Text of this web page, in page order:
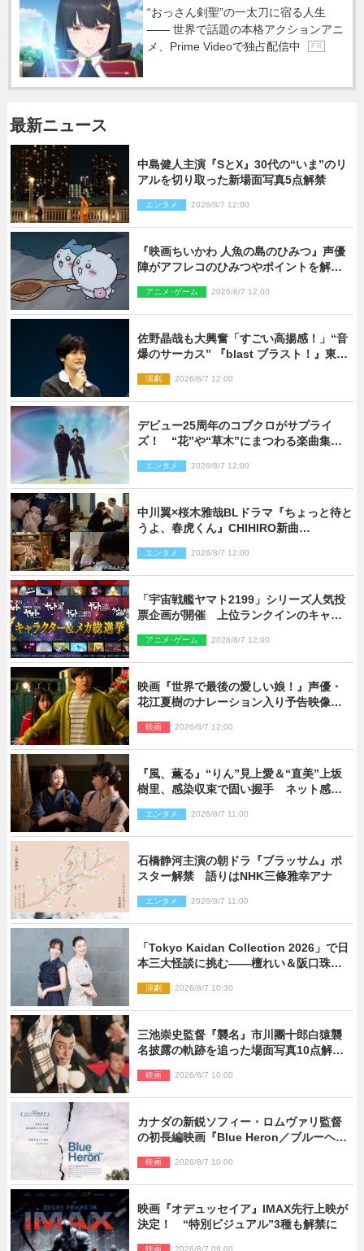
“おっさん剣聖”の一太刀に宿る人生
―― 世界で話題の本格アクションアニ
メ、Prime Videoで独占配信中
P R
最新ニュース
中島健人主演『SとX』30代の“いま”のリ
アルを切り取った新場面写真5点解禁
エンタメ 2026/8/7 12:00
『映画ちいかわ 人魚の島のひみつ』声優
陣がアフレコのひみつやポイントを解
アニメ･ゲーム 2026/8/7 12:00
佐野晶哉も大興奮「すごい高揚感！」“音
爆のサーカス” 『blast ブラスト！』東京
演劇 2026/8/7 12:00
デビュー25周年のコブクロがサプライ
ズ！ “花”や“草木”にまつわる楽曲集め
信リリース
エンタメ 2026/8/7 12:00
中川翼×桜木雅哉BLドラマ『ちょっと待と
うよ、春虎くん』CHIHIRO新曲
エンタメ 2026/8/7 12:00
「宇宙戦艦ヤマト2199」シリーズ人気投
票企画が開催 上位ランクインのキャラ
を制作
アニメ･ゲーム 2026/8/7 12:00
映画『世界で最後の愛しい娘！』声優・
花江夏樹のナレーション入り予告映像解
い！」
映画 2026/8/7 12:00
『風、薫る』“りん”見上愛＆“直美”上坂
樹里、感染収束で固い握手 ネット感動
エンタメ 2026/8/7 11:00
石橋静河主演の朝ドラ『ブラッサム』ポ
スター解禁 語りはNHK三條雅幸アナ
エンタメ 2026/8/7 11:00
「Tokyo Kaidan Collection 2026」で日
本三大怪談に挑む――檀れい＆阪口珠美
演劇 2026/8/7 10:30
三池崇史監督『襲名』市川團十郎白猿襲
名披露の軌跡を追った場面写真10点解
映画 2026/8/7 10:00
カナダの新鋭ソフィー・ロムヴァリ監督
の初長編映画『Blue Heron／ブルーヘロ
映画 2026/8/7 10:00
映画『オデュッセイア』IMAX先行上映が
決定！ “特別ビジュアル”3種も解禁に
映画 2026/8/7 09:00